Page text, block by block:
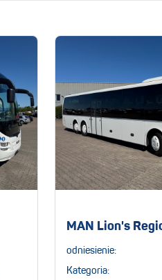
MAN Lion's
odniesienie:
Kategoria: